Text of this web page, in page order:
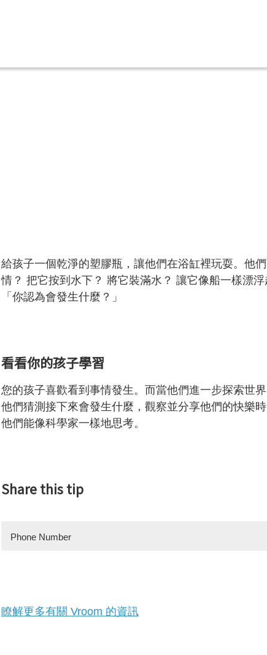
給孩子一個乾淨的塑膠瓶，讓他們在浴缸裡玩耍。他
情？ 把它按到水下？ 將它裝滿水？ 讓它像船一樣漂
「你認為會發生什麼？」
看看你的孩子學習
您的孩子喜歡看到事情發生。而當他們進一步探索世
他們猜測接下來會發生什麼，觀察並分享他們的快樂
他們能像科學家一樣地思考。
Share this tip
Phone Number
瞭解更多有關 Vroom 的資訊